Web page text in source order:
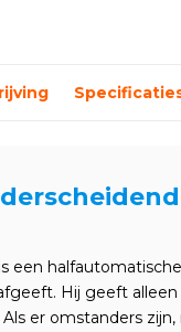
een
Hij geeft
er omstanders